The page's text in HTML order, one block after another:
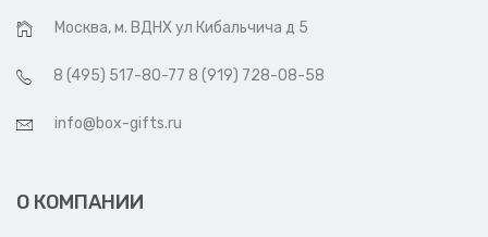
Москва, м. ВДНХ ул Кибальчича д 5
8 (495) 517-80-77 8 (919) 728-08-58
info@box-gifts.ru
О КОМПАНИИ